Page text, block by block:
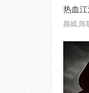
热血